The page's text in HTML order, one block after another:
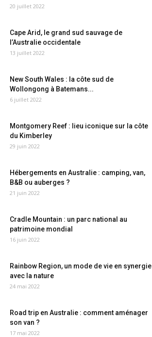
20 juillet 2022
Cape Arid, le grand sud sauvage de
l’Australie occidentale
13 juillet 2022
New South Wales : la côte sud de
Wollongong à Batemans...
6 juillet 2022
Montgomery Reef : lieu iconique sur la côte
du Kimberley
29 juin 2022
Hébergements en Australie : camping, van,
B&B ou auberges ?
21 juin 2022
Cradle Mountain : un parc national au
patrimoine mondial
16 juin 2022
Rainbow Region, un mode de vie en synergie
avec la nature
24 mai 2022
Road trip en Australie : comment aménager
son van ?
17 mai 2022